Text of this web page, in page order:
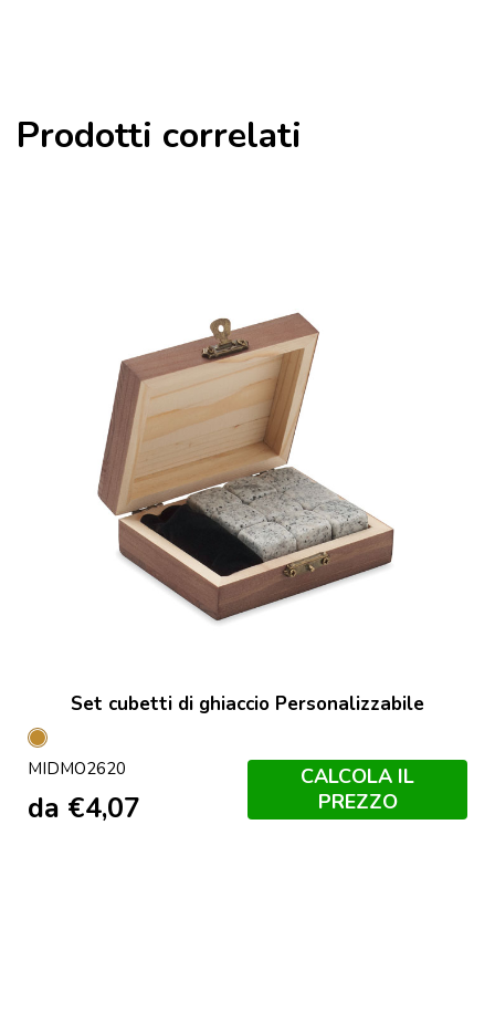
Prodotti correlati
Set cubetti di ghiaccio Personalizzabile
Legno
MIDMO2620
da €4,07
CALCOLA IL
PREZZO